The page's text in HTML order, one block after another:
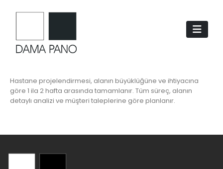
Hastane projelendirmesi, alanın büyüklüğüne ve ihtiyacına
göre 1 ila 2 hafta arasında tamamlanır. Tüm süreç, alanın
detaylı analizi ve müşteri taleplerine göre planlanır.